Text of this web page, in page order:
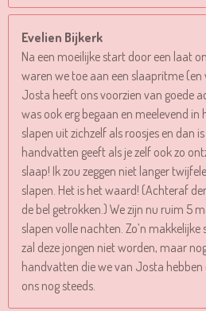
Evelien Bijkerk
Na een moeilijke start door een laat
waren we toe aan een slaapritme (en
Josta heeft ons voorzien van goede
was ook erg begaan en meelevend in
slapen uit zichzelf als roosjes en dan
handvatten geeft als je zelf ook zo
slaap! Ik zou zeggen niet langer
slapen. Het is het waard! (Achteraf
de bel getrokken.) We zijn nu ruim 5
slapen volle nachten. Zo’n makkelijke
zal deze jongen niet worden, maar
handvatten die we van Josta
ons nog steeds.